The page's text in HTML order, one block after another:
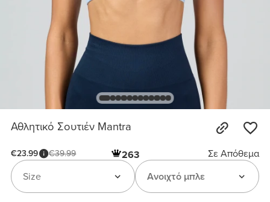
Αθλητικό Σουτιέν Mantra
€23.99 €39.99 263
Σε Απόθεμα
Ανοιχτό μπλε
Size